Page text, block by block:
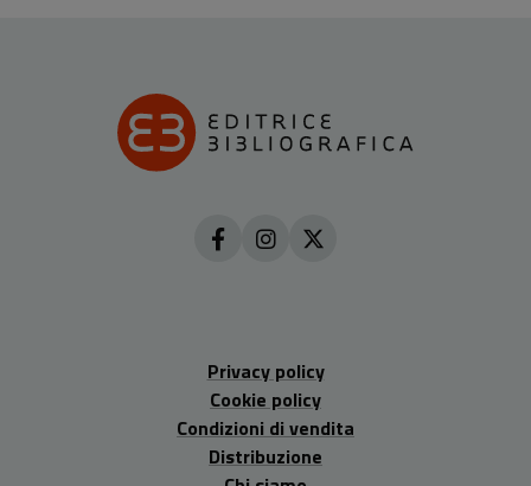
Privacy policy
Cookie policy
Condizioni di vendita
Distribuzione